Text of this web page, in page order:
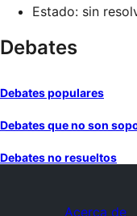
Estado: sin
Debates
Debates populares
Debates que no son
Debates no resueltos
Acerca de